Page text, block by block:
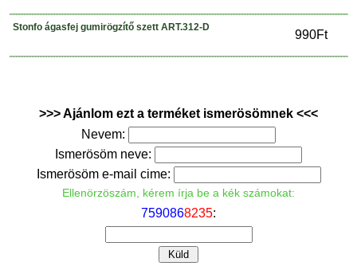
Stonfo ágasfej gumirögzítő szett ART.312-D
990Ft
>>> Ajánlom ezt a terméket ismerösömnek <<<
Nevem:
Ismerösöm neve:
Ismerösöm e-mail cime:
Ellenörzöszám, kérem írja be a kék számokat:
7590868235: